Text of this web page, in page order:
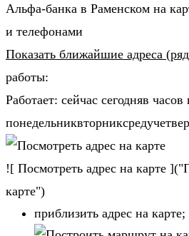
Альфа-банка в Раменском на
и телефонами
Показать ближайшие адреса
работы:
Работает: сейчас сегодняв часов
![ Посмотреть адрес на карте
карте")
приблизить адрес на карте;